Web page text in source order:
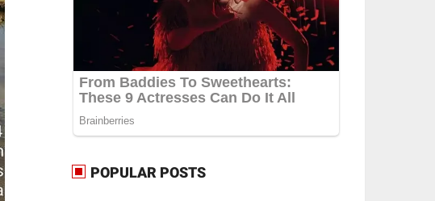
POPULAR POSTS